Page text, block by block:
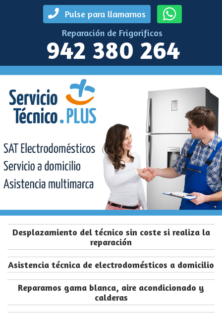
Pulse para llamarnos
Reparación de Frigorificos
942 380 264
Desplazamiento del técnico sin coste si realiza la
reparación
Asistencia técnica de electrodomésticos a domicilio
Reparamos gama blanca, aire acondicionado y
calderas